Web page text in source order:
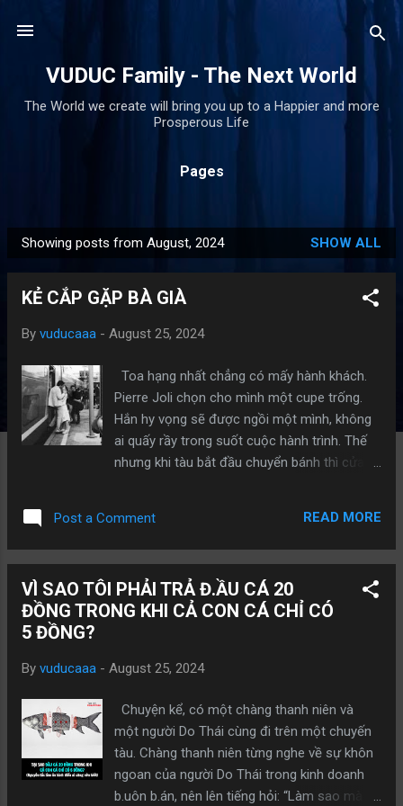
VUDUC Family - The Next World
The World we create will bring you up to a Happier and more
Prosperous Life
Pages
o
Showing posts from August, 2024 SHOW ALL
KẺ CẮP GẶP BÀ GIÀ
By vuducaaa - August 25, 2024
Toa hạng nhất chẳng có mấy hành khách.
Pierre Joli chọn cho mình một cupe trống.
Hắn hy vọng sẽ được ngồi một mình, không
ai quấy rầy trong suốt cuộc hành trình. Thế
nhưng khi tàu bắt đầu chuyển bánh thì cửa
kiễng chân nâng chiếc va-li lên giá để hành lý,
tuy nhiên việc đó rõ ràng là quá sức đối với
Rất cám ơn! - Cô mỉm cười và trong một
thoáng, mắt họ gặp nhau. Ánh mắt của cô
đã không gặp may. Sau một ngày khá nặng
nề, hắn đã mệt rã rời và chỉ mong ước một
điều duy nhất: Chợp mắt vài tiếng để trước
khi tàu đến Lyon có thể lấy lại sức lực và
chỉnh đốn tư thế. Hắn hy vọng Virginia sẽ ra
tận ga đón. Đã 5 năm trời họ không gặp nhau
Post a Comment READ MORE
VÌ SAO TÔI PHẢI TRẢ Đ.ẦU CÁ 20
ĐỒNG TRONG KHI CẢ CON CÁ CHỈ CÓ
5 ĐỒNG?
By vuducaaa - August 25, 2024
Chuyện kể, có một chàng thanh niên và
một người Do Thái cùng đi trên một chuyến
tàu. Chàng thanh niên từng nghe về sự khôn
ngoan của người Do Thái trong kinh doanh
b.uôn b.án, nên lên tiếng hỏi: “Làm sao mà